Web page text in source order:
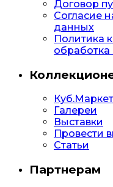
Договор
Согласие
данных
Политика
Куб.Маркет
Галереи
Выставки
Провести
Статьи
Партнерам